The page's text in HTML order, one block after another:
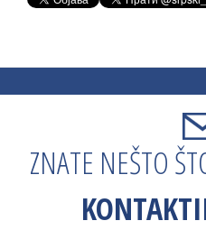
ZNATE NEŠTO